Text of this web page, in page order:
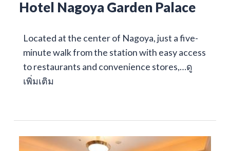
Hotel Nagoya Garden Palace
Located at the center of Nagoya, just a five-
minute walk from the station with easy access
to restaurants and convenience stores,…ดู
เพิ่มเติม